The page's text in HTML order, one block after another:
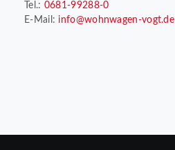
Tel.: 0681-99288-0
E-Mail: info@wohnwagen-vogt.de